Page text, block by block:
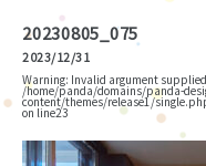
20230805_075
2023/12/31
Warning: Invalid argument
/home/panda/domains/panda-
content/themes/release1/
on line23